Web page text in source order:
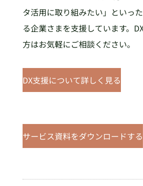
タ活用に取り組みたい」といっ
る企業さまを支援しています。
方はお気軽にご相談ください。
DX支援について詳しく見る
サービス資料をダウンロードする